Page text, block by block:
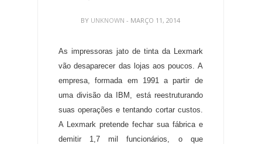
BY UNKNOWN- MARÇO 11, 2014
As impressoras jato de tinta da Lexmark
vão desaparecer das lojas aos poucos. A
empresa, formada em 1991 a partir de
uma divisão da IBM, está reestruturando
suas operações e tentando cortar custos.
A Lexmark pretende fechar sua fábrica e
demitir 1,7 mil funcionários, o que